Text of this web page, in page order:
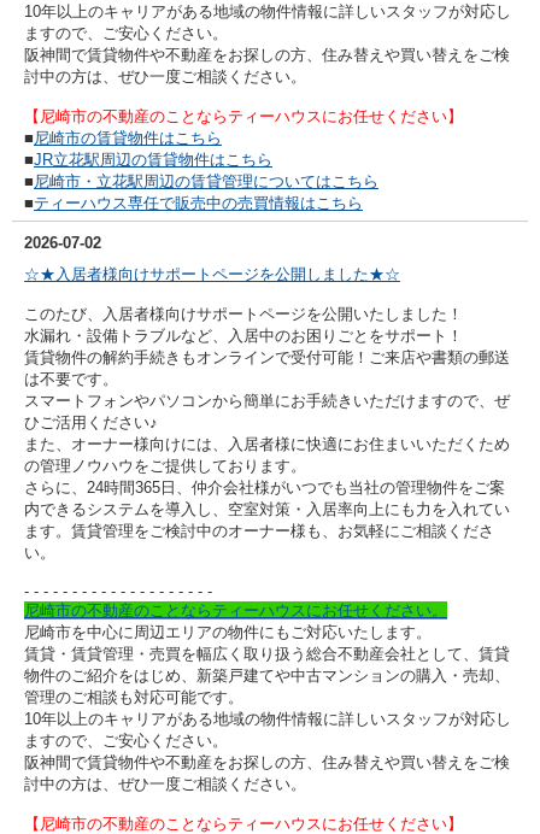
10年以上のキャリアがある地域の物件情報に詳しいスタッフが対応し
ますので、ご安心ください。
阪神間で賃貸物件や不動産をお探しの方、住み替えや買い替えをご検
討中の方は、ぜひ一度ご相談ください。
【尼崎市の不動産のことならティーハウスにお任せください】
■ 尼崎市の賃貸物件はこちら
■JR立花駅周辺の賃貸物件はこちら
■ 尼崎市・立花駅周辺の賃貸管理についてはこちら
■ティーハウス専任で販売中の売買情報はこちら
2026-07-02
☆★入居者様向けサポートページを公開しました★☆
このたび、入居者様向けサポートページを公開いたしました！
水漏れ・設備トラブルなど、入居中のお困りごとをサポート！
賃貸物件の解約手続きもオンラインで受付可能！ ご来店や書類の郵送
は不要です。
スマートフォンやパソコンから簡単にお手続きいただけますので、ぜ
ひご活用ください♪
また、オーナー様向けには、入居者様に快適にお住まいいただくため
の管理ノウハウをご提供しております。
さらに、24時間365日、仲介会社様がいつでも当社の管理物件をご案
内できるシステムを導入し、空室対策・入居率向上にも力を入れてい
ます。 賃貸管理をご検討中のオーナー様も、お気軽にご相談くださ
い。
- - - - - - - - - - - - - - - - - - - -
尼崎市の不動産のことならティーハウスにお任せください。
尼崎市を中心に周辺エリアの物件にもご対応いたします。
賃貸・賃貸管理・売買を幅広く取り扱う総合不動産会社として、賃貸
物件のご紹介をはじめ、新築戸建てや中古マンションの購入・売却、
管理のご相談も対応可能です。
10年以上のキャリアがある地域の物件情報に詳しいスタッフが対応し
ますので、ご安心ください。
阪神間で賃貸物件や不動産をお探しの方、住み替えや買い替えをご検
討中の方は、ぜひ一度ご相談ください。
【尼崎市の不動産のことならティーハウスにお任せください】